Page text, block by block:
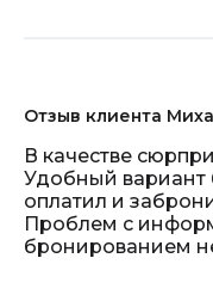
Отзыв клиента
В качестве
Удобный вариант
оплатил и
Проблем с
бронированием